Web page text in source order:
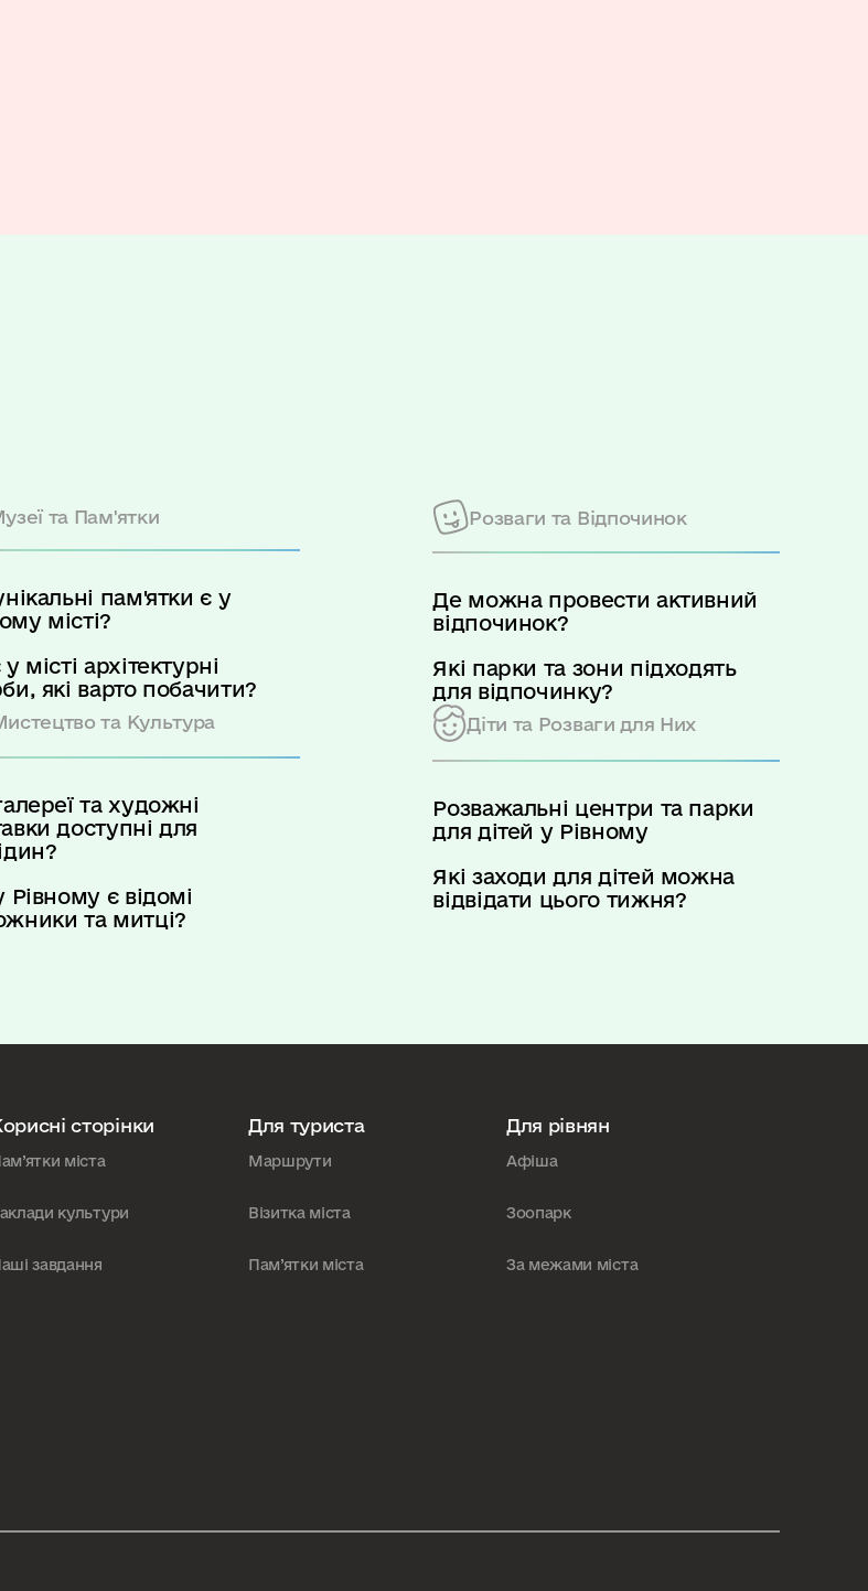
та Пам'ятки
пам'ятки є у
місті?
місті архітектурні
які варто побачити?
Розваги та Відпочинок
Де можна провести активний
відпочинок?
Які парки та зони підходять
для відпочинку?
та Культура
та художні
доступні для
Рівному є відомі
та митці?
Діти та Розваги для Них
Розважальні центри та парки
для дітей у Рівному
Які заходи для дітей можна
відвідати цього тижня?
сторінки
міста
культури
завдання
Для туриста
Маршрути
Візитка міста
Пам’ятки міста
Для рівнян
Афіша
Зоопарк
За межами міста